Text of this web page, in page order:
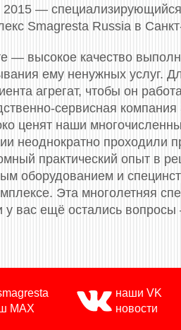
—
Smagresta Russia в
— высокое качество
ему ненужных услуг.
агрегат, чтобы он
сервисная
ценят наши
неоднократно проходили
практический опыт в
оборудованием и
Эта многолетняя
у вас ещё остались
MAX
наши VK
новости